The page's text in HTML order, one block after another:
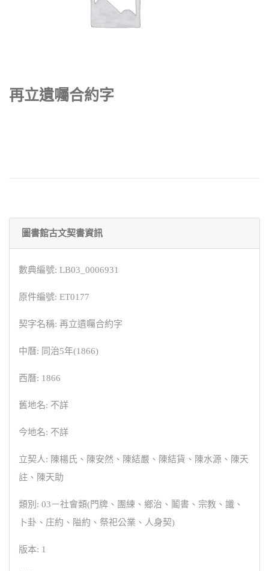
再立遺囑合約字
圖書館古文契書資訊
數典編號: LB03_0006931
原件編號: ET0177
契字名稱: 再立遺囑合約字
中曆: 同治5年(1866)
西曆: 1866
舊地名: 不詳
今地名: 不詳
立契人: 陳楊氏、陳安然、陳結嚴、陳結貨、陳水源、陳天
註、陳天助
類別: 03－社會類(門牌、團練、鄉治、鬮書、宗教、讖、
卜卦、庄約、隘約、祭祀公業、人身契)
版本: 1